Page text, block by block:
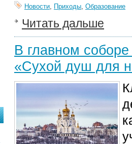
Новости, Приходы, Образование
Читать дальше
В главном соборе
«Сухой душ для